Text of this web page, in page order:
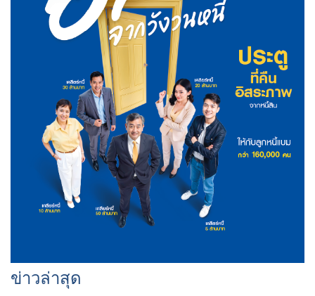
ข่าวล่าสุด